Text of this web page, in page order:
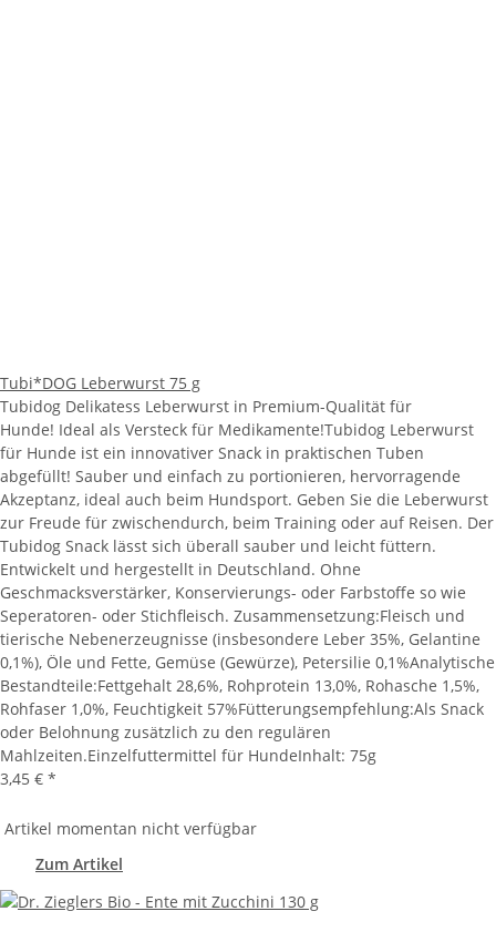
Tubi*DOG Leberwurst 75 g
Tubidog Delikatess Leberwurst in Premium-Qualität für
Hunde! Ideal als Versteck für Medikamente!Tubidog Leberwurst
für Hunde ist ein innovativer Snack in praktischen Tuben
abgefüllt! Sauber und einfach zu portionieren, hervorragende
Akzeptanz, ideal auch beim Hundsport. Geben Sie die Leberwurst
zur Freude für zwischendurch, beim Training oder auf Reisen. Der
Tubidog Snack lässt sich überall sauber und leicht füttern.
Entwickelt und hergestellt in Deutschland. Ohne
Geschmacksverstärker, Konservierungs- oder Farbstoffe so wie
Seperatoren- oder Stichfleisch. Zusammensetzung:Fleisch und
tierische Nebenerzeugnisse (insbesondere Leber 35%, Gelantine
0,1%), Öle und Fette, Gemüse (Gewürze), Petersilie 0,1%Analytische
Bestandteile:Fettgehalt 28,6%, Rohprotein 13,0%, Rohasche 1,5%,
Rohfaser 1,0%, Feuchtigkeit 57%Fütterungsempfehlung:Als Snack
oder Belohnung zusätzlich zu den regulären
Mahlzeiten.Einzelfuttermittel für HundeInhalt: 75g
3,45 € *
Artikel momentan nicht verfügbar
Zum Artikel